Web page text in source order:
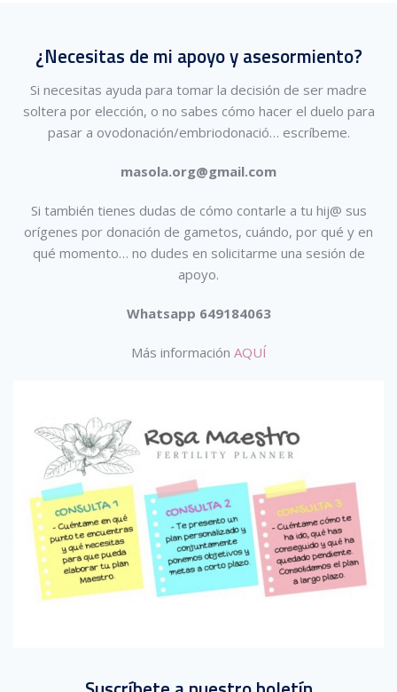
¿Necesitas de mi apoyo y asesormiento?
Si necesitas ayuda para tomar la decisión de ser madre
soltera por elección, o no sabes cómo hacer el duelo para
pasar a ovodonación/embriodonació… escríbeme.
masola.org@gmail.com
Si también tienes dudas de cómo contarle a tu hij@ sus
orígenes por donación de gametos, cuándo, por qué y en
qué momento… no dudes en solicitarme una sesión de
apoyo.
Whatsapp 649184063
Más información AQUÍ